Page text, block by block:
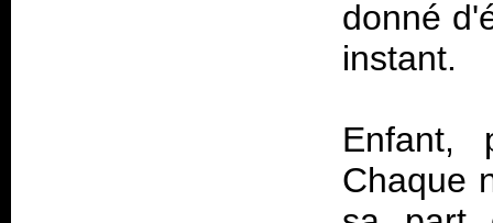
donné
instant.
Enfant,
Chaque